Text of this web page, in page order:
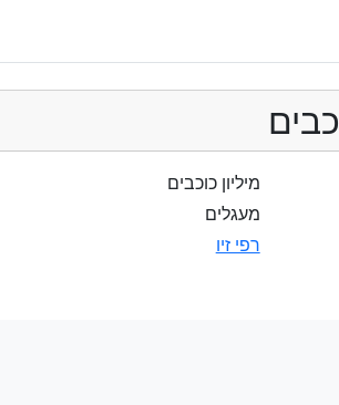
מיליון כוכבים
מעגלים
רפי זיו